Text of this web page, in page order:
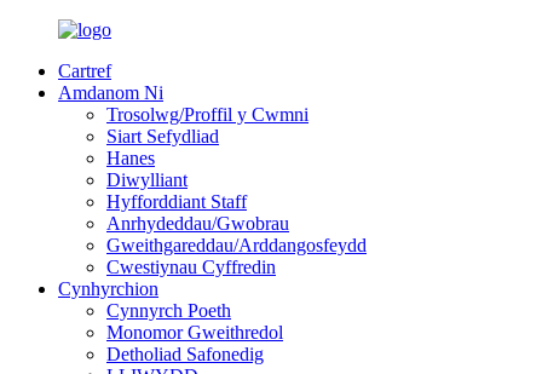
Cartref
Amdanom Ni
Trosolwg/Proffil y Cwmni
Siart Sefydliad
Hanes
Diwylliant
Hyfforddiant Staff
Anrhydeddau/Gwobrau
Gweithgareddau/Arddangosfeydd
Cwestiynau Cyffredin
Cynhyrchion
Cynnyrch Poeth
Monomor Gweithredol
Detholiad Safonedig